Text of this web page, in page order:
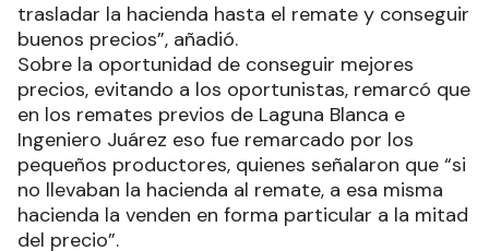
trasladar la hacienda hasta el remate y conseguir
buenos precios”, añadió.
Sobre la oportunidad de conseguir mejores
precios, evitando a los oportunistas, remarcó que
en los remates previos de Laguna Blanca e
Ingeniero Juárez eso fue remarcado por los
pequeños productores, quienes señalaron que “si
no llevaban la hacienda al remate, a esa misma
hacienda la venden en forma particular a la mitad
del precio”.